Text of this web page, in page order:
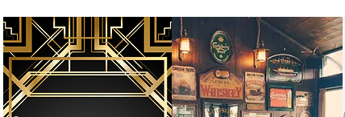
table fork, spoon, Chair cover, Napkin, Vegetation, Totem, Stele, Pipe and Dripe, Curtains, screen,
Lausanne Bern Freiburg Zürich, Möbelverleih in Lausanne Bern Freiburg Zürich, Stuhlverleih in Lausanne Bern
von Möbeln in der Schweiz, Vermietung von Möbeln in Lausanne, Vermietung von Möbeln in Montreux, Vermietung
von Möbeln in Genf, Vermietung von Möbeln in Bern, Vermietung von Möbeln in Bale, Vermietung von Möbeln in
von Möbeln in Bern Vevey, Möbelverleih in Yverdon, Möbelverleih in Graubünden, Möbelverleih im Jura,
Basel-Country Möbelverleih, Liestal Möbelverleih, Freiburger Möbelverleih, Glarus Möbelverleih , Vermietung von
Vermietung von Möbeln Schaffhausen, Vermietung von Möbeln Sarnen, Vermietung von Möbeln Stans, Vermietung von
von Möbeln Thurgau, Vermietung von Möbeln Frauenfeld, Vermietung von Möbeln Tessin, Vermietung von Möbeln
Tisch, rechteckiger Tisch, hoher Tisch, Tischdekoration, Tischdecke, runde Tischdecke, quadratische Tischdecke,
Veranstaltung, Trennung, Trennwand, Holzstuhl, Plexiglasstuhl, Spiegel, Tischdekoration, Hochzeit, Geschirr, Gatsby-
Tischgabel, Löffel, Stuhlbezug, Serviette, Vegetation, Totem, Stele, Pipe and Dripe, Vorhänge, Bildschirm,